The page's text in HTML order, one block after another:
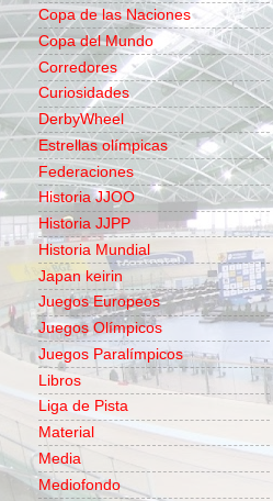
Copa de las Naciones
Copa del Mundo
Corredores
Curiosidades
DerbyWheel
Estrellas olímpicas
Federaciones
Historia JJOO
Historia JJPP
Historia Mundial
Japan keirin
Juegos Europeos
Juegos Olímpicos
Juegos Paralímpicos
Libros
Liga de Pista
Material
Media
Mediofondo